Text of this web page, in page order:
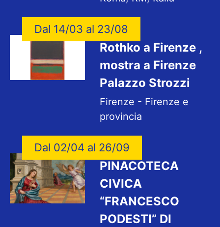
Dal 14/03 al 23/08
Rothko a Firenze ,
mostra a Firenze
Palazzo Strozzi
Firenze - Firenze e
provincia
Dal 02/04 al 26/09
PINACOTECA
CIVICA
“FRANCESCO
PODESTI” DI